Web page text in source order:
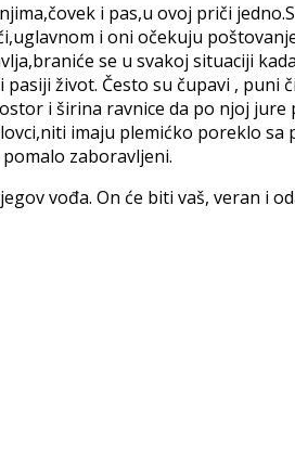
i pas,u ovoj priči
i oni očekuju
se u svakoj situaciji
život. Često su čupavi , puni
i širina ravnice da po njoj
imaju plemićko poreklo sa
zaboravljeni.
vođa. On će biti vaš, veran i